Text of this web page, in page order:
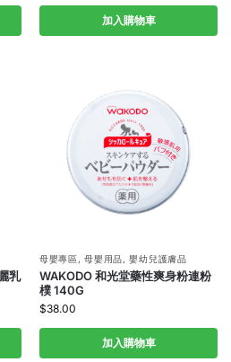
加入購物車
乳
母嬰專區,母嬰用品,嬰幼兒護膚品
WAKODO 和光堂藥性爽身粉連粉
樸 140G
$38.00
加入購物車